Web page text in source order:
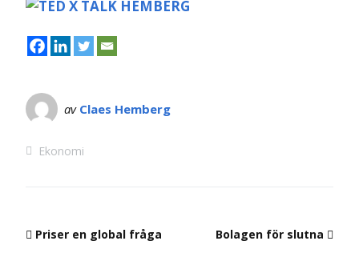
av Claes Hemberg
Ekonomi
Priser en global fråga Bolagen för slutna